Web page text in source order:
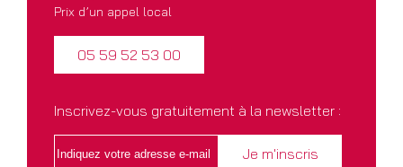
Prix d’un appel local
05 59 52 53 00
Inscrivez-vous gratuitement à la newsletter :